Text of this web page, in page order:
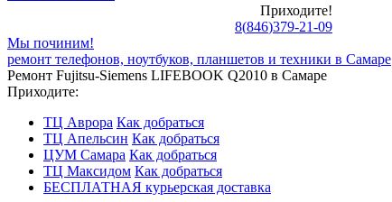
Приходите!
8(846)379-21-09
Мы починим!
ремонт телефонов, ноутбуков, планшетов и техники в Самаре
Ремонт Fujitsu-Siemens LIFEBOOK Q2010 в Самаре
Приходите:
ТЦ Аврора Как добраться
ТЦ Апельсин Как добраться
ЦУМ Самара Как добраться
ТЦ Максидом Как добраться
БЕСПЛАТНАЯ курьерская доставка